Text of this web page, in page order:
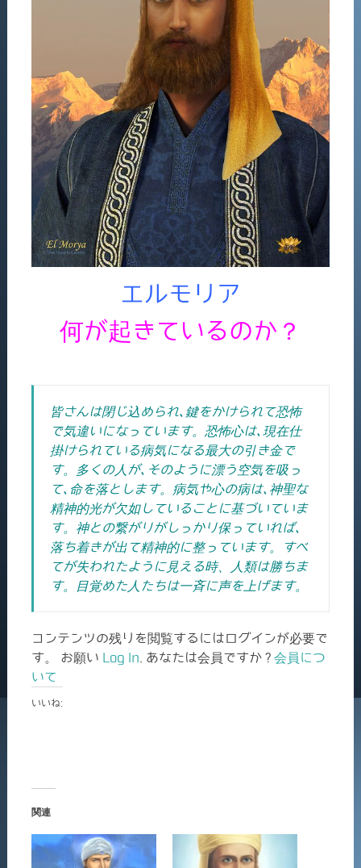
エルモリア
何が起きているのか？
皆さんは閉じ込められ､鍵をかけられて恐怖
で気違いになっています。恐怖心は､現在仕
掛けられている病気になる最大の引き金で
す。多くの人が､そのように漂う空気を吸っ
て､命を落とします。病気や心の病は､神聖な
精神的光が欠如していることに基づいていま
す。神との繋がりがしっかり保っていれば､
落ち着きが出て精神的に整っています。すべ
てが失われたように見える時、人類は勝ちま
す。目覚めた人たちは一斉に声を上げます。
コンテンツの残りを閲覧するにはログインが必要で
す。 お願い Log In . あなたは会員ですか ? 会員につ
いて
いいね:
関連